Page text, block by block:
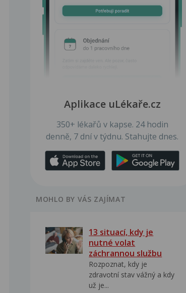
Aplikace uLékaře.cz
350+ lékařů v kapse. 24 hodin
denně, 7 dní v týdnu. Stahujte dnes.
MOHLO BY VÁS ZAJÍMAT
13 situací, kdy je
nutné volat
záchrannou službu
Rozpoznat, kdy je
zdravotní stav vážný a kdy
už je...